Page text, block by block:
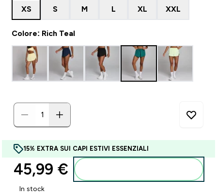
XS S M L XL XXL
Colore: Rich Teal
15% EXTRA SUI CAPI ESTIVI ESSENZIALI
45,99 €‎
In stock